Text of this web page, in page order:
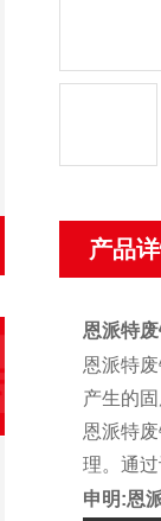
产品
恩派特
恩派特
产生的
恩派特
理。通
申明:恩